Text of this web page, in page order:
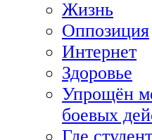
Жизнь
Оппозиция
Интернет
Здоровье
Упрощён
боевых